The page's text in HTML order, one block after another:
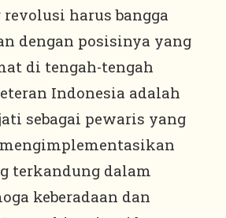
harus bangga
dengan posisinya yang
di tengah-tengah
Indonesia adalah
sebagai pewaris yang
terkandung dalam
keberadaan dan